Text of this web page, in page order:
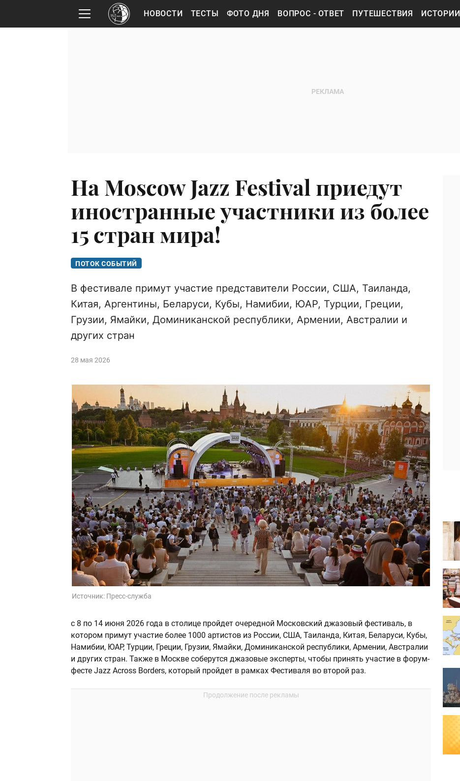
НОВОСТИ ТЕСТЫ ФОТО ДНЯ ВОПРОС - ОТВЕТ ПУТЕШЕСТВИЯ ИСТОРИИ
На Moscow Jazz Festival приедут
иностранные участники из более
15 стран мира!
ПОТОК СОБЫТИЙ
В фестивале примут участие представители России, США, Таиланда,
Китая, Аргентины, Беларуси, Кубы, Намибии, ЮАР, Турции, Греции,
Грузии, Ямайки, Доминиканской республики, Армении, Австралии и
других стран
28 мая 2026
Источник: Пресс-служба
с 8 по 14 июня 2026 года в столице пройдет очередной Московский джазовый фестиваль, в
котором примут участие более 1000 артистов из России, США, Таиланда, Китая, Беларуси, Кубы,
Намибии, ЮАР, Турции, Греции, Грузии, Ямайки, Доминиканской республики, Армении, Австралии
и других стран. Также в Москве соберутся джазовые эксперты, чтобы принять участие в форум-
фесте Jazz Across Borders, который пройдет в рамках Фестиваля во второй раз.